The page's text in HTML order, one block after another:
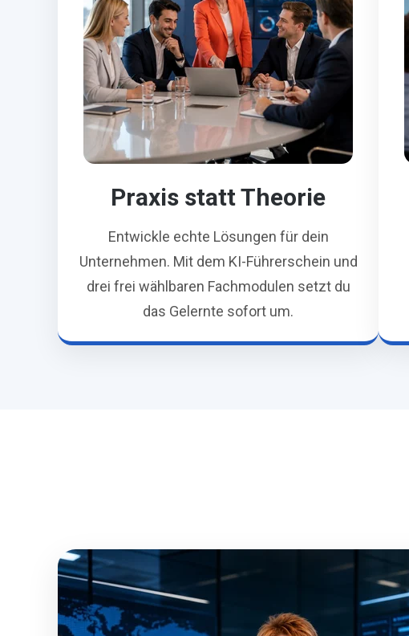
Praxis statt Theorie
Entwickle echte Lösungen für dein
Unternehmen. Mit dem KI-Führerschein und
drei frei wählbaren Fachmodulen setzt du
das Gelernte sofort um.